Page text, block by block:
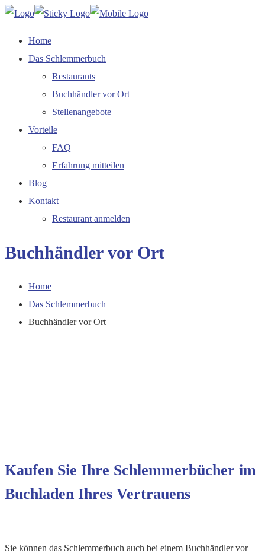
Home
Das Schlemmerbuch
Restaurants
Buchhändler vor Ort
Stellenangebote
Vorteile
FAQ
Erfahrung mitteilen
Blog
Kontakt
Restaurant anmelden
Buchhändler vor Ort
Home
Das Schlemmerbuch
Buchhändler vor Ort
Kaufen Sie Ihre Schlemmerbücher im
Buchladen Ihres Vertrauens
Sie können das Schlemmerbuch auch bei einem Buchhändler vor